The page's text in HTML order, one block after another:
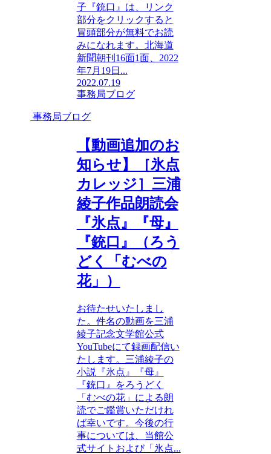
子『銃口』は、リンク
部分をクリックすると
冒頭部分が無料でお読
みになれます。北海道
新聞朝刊16面1面、2022
年7月19日...
2022.07.19
事務局ブログ
事務局ブログ
【動画追加のお
知らせ】［氷点
カレッジ］三浦
綾子作品朗読会
『氷点』『母』
『銃口』（ろう
どく「むべの
花」）
お待たせいたしまし
た。件名の動画を三浦
綾子記念文学館公式
YouTubeにて録画配信い
たします。三浦綾子の
小説『氷点』『母』
『銃口』をろうどく
「むべの花」による朗
読でご鑑賞いただけれ
ば幸いです。今後の行
事については、当館公
式サイトおよび「氷点...